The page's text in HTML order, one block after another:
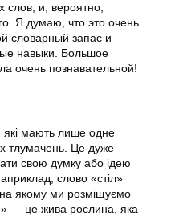
слов, и, вероятно,
Я думаю, что это очень
словарный запас и
навыки. Большое
очень познавательной!
мають лише одне
тлумачень. Це дуже
свою думку або ідею
слово «стіл»
якому ми розміщуємо
— це жива рослина, яка